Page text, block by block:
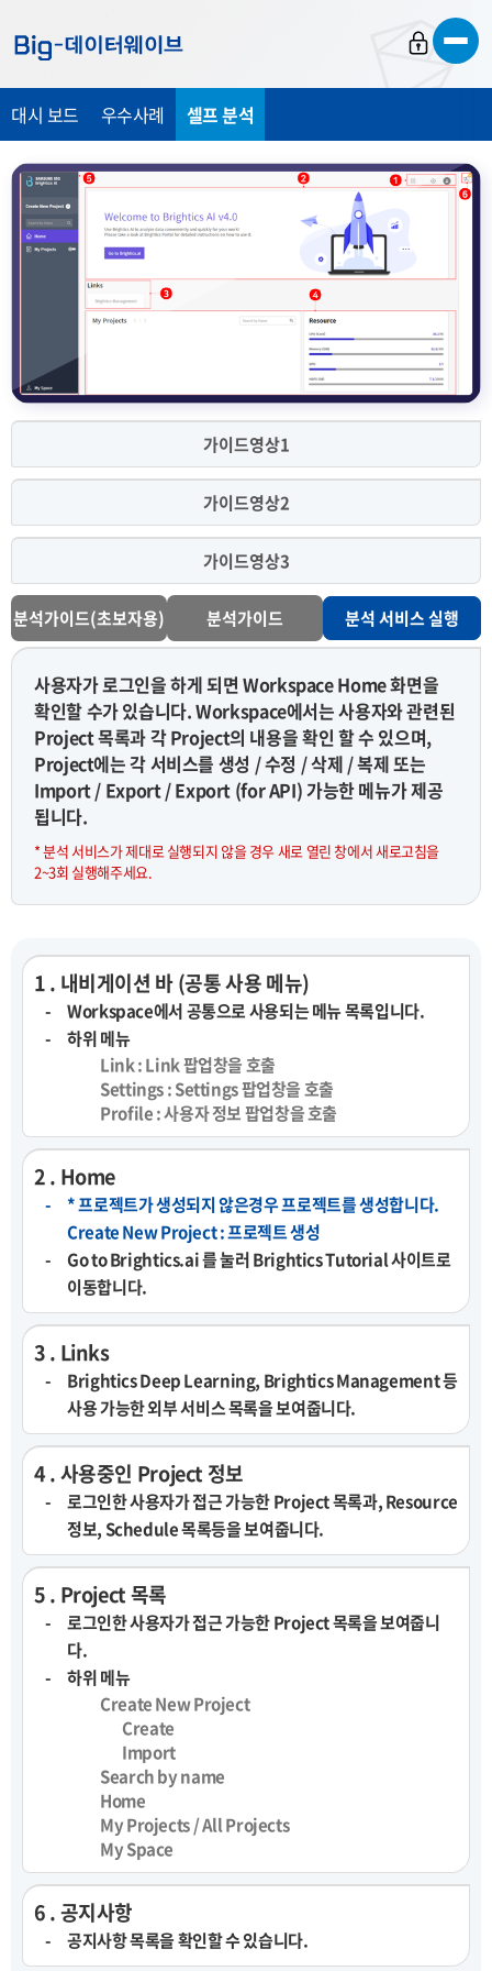
가
가
가
대시 보드 우수사례 셀프 분석
가이드영상1
가이드영상2
가이드영상3
분석가이드(초보자용) 분석가이드 분석 서비스 실행
사용자가 로그인을 하게 되면 Workspace Home 화면을
확인할 수가 있습니다. Workspace에서는 사용자와 관련된
Project 목록과 각 Project의 내용을 확인 할 수 있으며,
Project에는 각 서비스를 생성 / 수정 / 삭제 / 복제 또는
Import / Export / Export (for API) 가능한 메뉴가 제공
됩니다.
* 분석 서비스가 제대로 실행되지 않을 경우 새로 열린 창에서 새로고침을
2~3회 실행해주세요.
1 . 내비게이션 바 (공통 사용 메뉴)
Workspace에서 공통으로 사용되는 메뉴 목록입니다.
하위 메뉴
Link : Link 팝업창을 호출
Settings : Settings 팝업창을 호출
Profile : 사용자 정보 팝업창을 호출
2 . Home
* 프로젝트가 생성되지 않은경우 프로젝트를 생성합니다.
Create New Project : 프로젝트 생성
Go to Brightics.ai 를 눌러 Brightics Tutorial 사이트로
이동합니다.
3 . Links
Brightics Deep Learning, Brightics Management 등
사용 가능한 외부 서비스 목록을 보여줍니다.
4 . 사용중인 Project 정보
로그인한 사용자가 접근 가능한 Project 목록과, Resource
정보, Schedule 목록등을 보여줍니다.
5 . Project 목록
로그인한 사용자가 접근 가능한 Project 목록을 보여줍니
다.
하위 메뉴
Create New Project
Create
Import
Search by name
Home
My Projects / All Projects
My Space
6 . 공지사항
공지사항 목록을 확인할 수 있습니다.